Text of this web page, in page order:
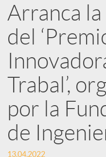
R
e
d
e
s
Arranca la
del
Trabal’,
por la
de
13.04.2022